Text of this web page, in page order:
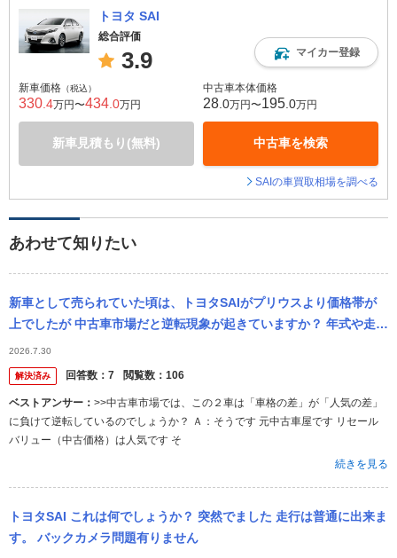
トヨタ SAI
総合評価
3.9 マイカー登録
新車価格 （税込）
330 .4万円〜434 .0万円
新車見積もり(無料)
中古車本体価格
28 .0万円〜195 .0万円
中古車を検索
SAIの車買取相場を調べる
あわせて知りたい
新車として売られていた頃は、トヨタSAIがプリウスより価格帯が
上でしたが 中古車市場だと逆転現象が起きていますか？ 年式や走行
距離などスペックは同程度として 先日見に行った店では、SAI後期
より...
2026.7.30
解決済み 回答数： 7 閲覧数： 106
ベストアンサー： >>中古車市場では、この２車は「車格の差」が「人気の差」
に負けて逆転しているのでしょうか？ Ａ：そうです 元中古車屋です リセール
バリュー（中古価格）は人気です そ
続きを見る
トヨタSAI これは何でしょうか？ 突然でました 走行は普通に出来ま
す。 バックカメラ問題有りません